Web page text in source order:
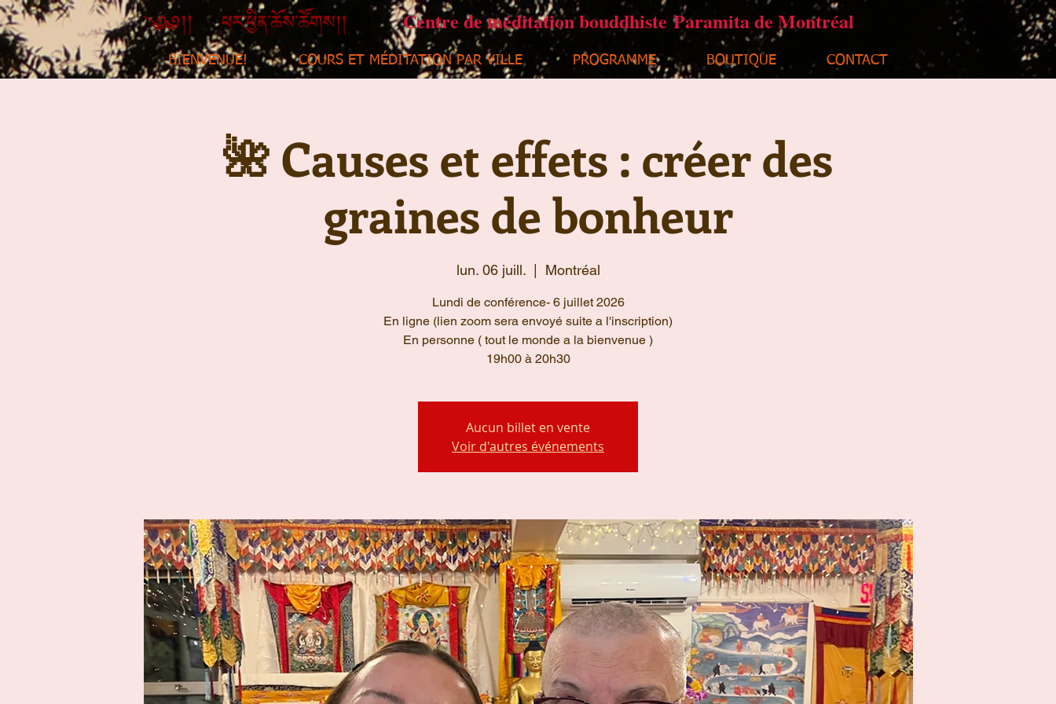
Centre de méditation bouddhiste Paramita de Montréal
BIENVENUE! COURS ET MÉDITATION PAR VILLE PROGRAMME BOUTIQUE CONTACT
🌺 Causes et effets : créer des
graines de bonheur
lun. 06 juill.
  |
Montréal
Lundi de conférence- 6 juillet 2026
En ligne (lien zoom sera envoyé suite a l'inscription)
En personne ( tout le monde a la bienvenue )
19h00 à 20h30
Aucun billet en vente
Voir d'autres événements